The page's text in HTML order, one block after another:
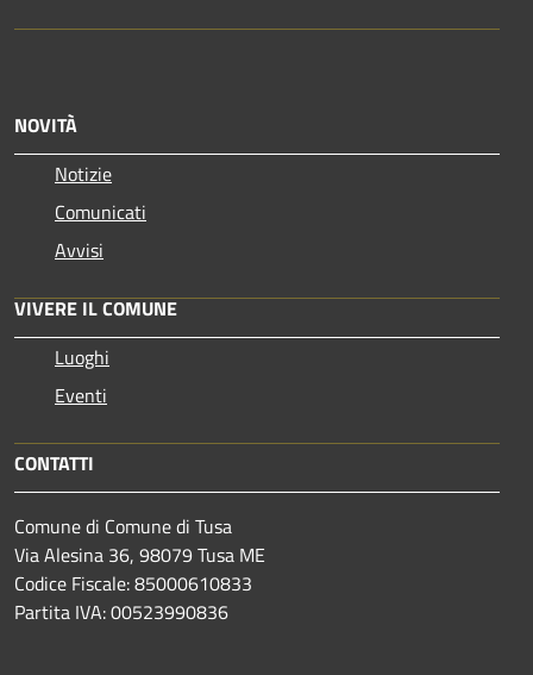
NOVITÀ
Notizie
Comunicati
Avvisi
VIVERE IL COMUNE
Luoghi
Eventi
CONTATTI
Comune di Comune di Tusa
Via Alesina 36, 98079 Tusa ME
Codice Fiscale: 85000610833
Partita IVA: 00523990836